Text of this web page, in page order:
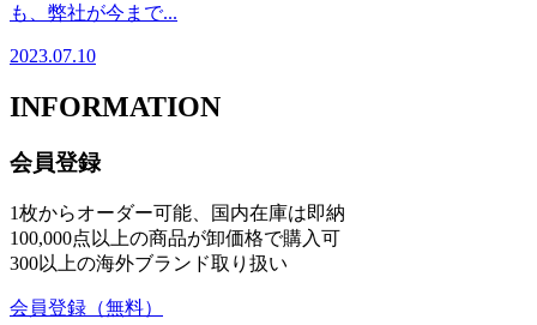
も、弊社が今まで...
2023.07.10
INFORMATION
会員登録
1枚からオーダー可能、国内在庫は即納
100,000点以上の商品が卸価格で購入可
300以上の海外ブランド取り扱い
会員登録 （無料）